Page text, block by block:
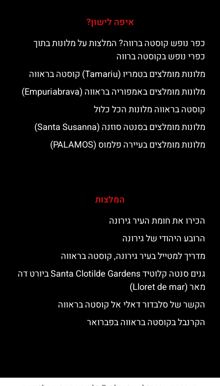
איפה לישון?
כפר נופש קוסטה ברווה? המלצות על מלונות בתוך
כפרי נופש בקוסטה ברווה
מלונות מומלצים בטמריו (Tamariu) קוסטה בראווה
מלונות מומלצים באמפוריה בראווה (Empuriabrava)
קוסטה בראווה מלונות הכל כלול
מלונות מומלצים בסנטה סוזנה (Santa Susanna)
מלונות מומלצים בעיירה פלמוס (PALAMOS)
המלצות
הכירו את חומת העיר גירונה
הרובע היהודי של גירונה
מדריך למטייל בעיר גירונה, קוסטה בראווה
גנים סנטה קלוטיד Santa Clotilde Gardens ביורט דה
מאר (Lloret de mar)
הקשר של סלבדור דאלי אל קוסטה בראווה
הקרנבל בקוסטה בראווה בפברואר